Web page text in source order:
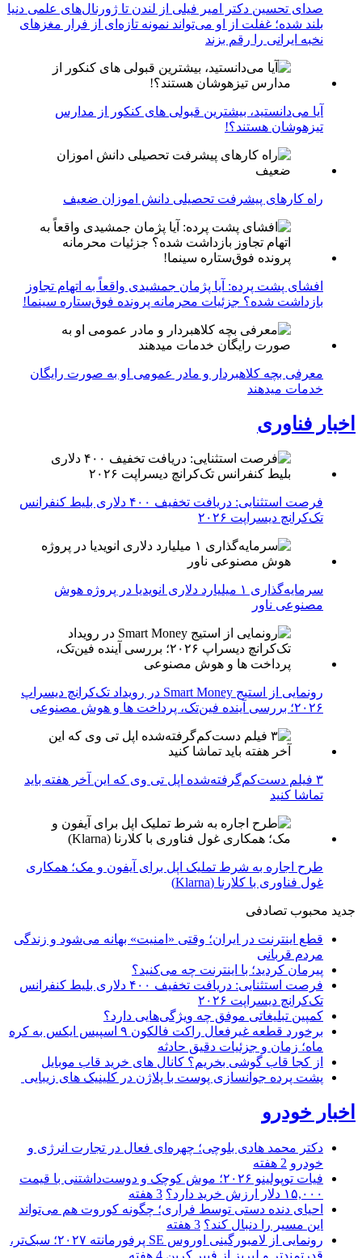
صدای تحسین دکتر امیر فیلی از لندن تا ژورنال‌های علمی دنیا
بلند شده؛ غفلت از او می‌تواند نمونه تازه‌ای از فرار مغزهای
نخبه ایرانی را رقم بزند
آیا می‌دانستید، بیشترین قبولی های کنکور از مدارس
تیزهوشان هستند؟!
راه کارهای پیشرفت تحصیلی دانش اموزان ضعیف
افشای پشت پرده: آیا پژمان جمشیدی واقعاً به اتهام تجاوز
بازداشت شده؟ جزئیات محرمانه پرونده فوق‌ستاره سینما!
معرفی بچه کلاهبردار و مادر عمومی او به صورت رایگان
خدمات میدهند
اخبار فناوری
فرصت استثنایی: دریافت تخفیف ۴۰۰ دلاری بلیط کنفرانس
تک‌کرانچ دیسراپت ۲۰۲۶
سرمایه‌گذاری ۱ میلیارد دلاری انویدیا در پروژه هوش
مصنوعی ناور
رونمایی از استیج Smart Money در رویداد تک‌کرانچ دیسراپ
۲۰۲۶؛ بررسی آینده فین‌تک، پرداخت‌ ها و هوش مصنوعی
۳ فیلم دست‌کم‌گرفته‌شده اپل تی وی که این آخر هفته باید
تماشا کنید
طرح اجاره به شرط تملیک اپل برای آیفون و مک؛ همکاری
غول فناوری با کلارنا (Klarna)
جدید محبوب تصادفی
قطع اینترنت در ایران؛ وقتی «امنیت» بهانه می‌شود و زندگی
مردم قربانی
پیرمان کردید؛ با اینترنت چه می‌کنید؟
فرصت استثنایی: دریافت تخفیف ۴۰۰ دلاری بلیط کنفرانس
تک‌کرانچ دیسراپت ۲۰۲۶
کمپین تبلیغاتی موفق چه ویژگی‌هایی دارد؟
برخورد قطعه غیرفعال راکت فالکون ۹ اسپیس ایکس به کره
ماه؛ زمان و جزئیات دقیق حادثه
از کجا قاب گوشی بخریم؟ کانال های خرید قاب موبایل
پشت پرده جوانسازی پوست با پلاژن در کلینیک های زیبایی
اخبار خودرو
دکتر محمد هادی بلوچی؛ چهره‌ای فعال در تجارت انرژی و
خودرو 2 هفته
فیات توپولینو ۲۰۲۶؛ موش کوچک و دوست‌داشتنی با قیمت
۱۵,۰۰۰ دلار ارزش خرید دارد؟
3 هفته
احیای دنده دستی توسط فراری؛ چگونه کوروت هم می‌تواند
این مسیر را دنبال کند؟ 3 هفته
رونمایی از لامبورگینی اوروس SE پرفورمانته ۲۰۲۷؛ سبک‌تر،